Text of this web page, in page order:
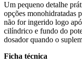
Um pequeno detalhe
opções monohidratadas
não for ingerido logo
cilíndrico e fundo do
dosador quando o
Ficha técnica